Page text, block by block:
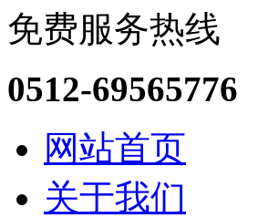
免费服务热线
0512-69565776
网站首页
关于我们